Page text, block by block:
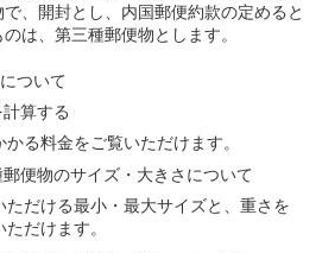
、開封とし、内国郵便約款の定めると
は、第三種郵便物とします。
ついて
算する
かる料金をご覧いただけます。
便物のサイズ・大きさについて
ただける最小・最大サイズと、重さを
ただけます。